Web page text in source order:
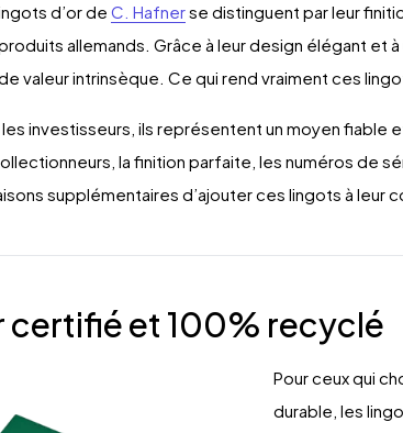
d’or de C. Hafnerse distinguent par leur
allemands. Grâce à leur design élégant
valeur intrinsèque. Ce qui rend vraiment ces
les investisseurs, ils représentent un moyen fiable
la finition parfaite, les numéros de
supplémentaires d’ajouter ces lingots à leur
certifié et 100% recyclé
Pour ceux qui
durable, les